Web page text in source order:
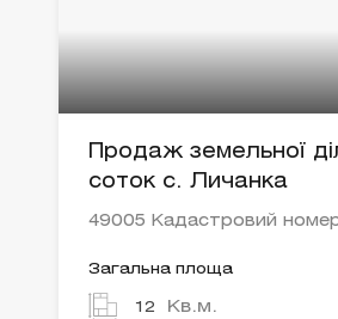
Продаж земельної
соток с. Личанка
49005 Кадастровий
Загальна площа
12 Кв.м.